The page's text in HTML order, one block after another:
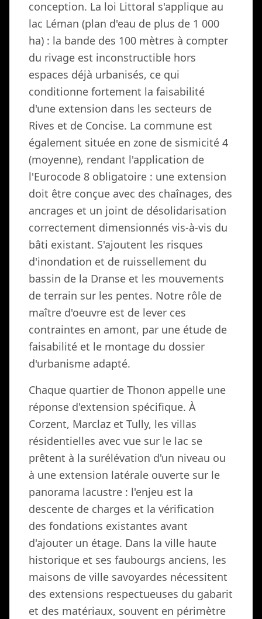
conception. La loi Littoral s'applique au
lac Léman (plan d'eau de plus de 1 000
ha) : la bande des 100 mètres à compter
du rivage est inconstructible hors
espaces déjà urbanisés, ce qui
conditionne fortement la faisabilité
d'une extension dans les secteurs de
Rives et de Concise. La commune est
également située en zone de sismicité 4
(moyenne), rendant l'application de
l'Eurocode 8 obligatoire : une extension
doit être conçue avec des chaînages, des
ancrages et un joint de désolidarisation
correctement dimensionnés vis-à-vis du
bâti existant. S'ajoutent les risques
d'inondation et de ruissellement du
bassin de la Dranse et les mouvements
de terrain sur les pentes. Notre rôle de
maître d'oeuvre est de lever ces
contraintes en amont, par une étude de
faisabilité et le montage du dossier
d'urbanisme adapté.
Chaque quartier de Thonon appelle une
réponse d'extension spécifique. À
Corzent, Marclaz et Tully, les villas
résidentielles avec vue sur le lac se
prêtent à la surélévation d'un niveau ou
à une extension latérale ouverte sur le
panorama lacustre : l'enjeu est la
descente de charges et la vérification
des fondations existantes avant
d'ajouter un étage. Dans la ville haute
historique et ses faubourgs anciens, les
maisons de ville savoyardes nécessitent
des extensions respectueuses du gabarit
et des matériaux, souvent en périmètre